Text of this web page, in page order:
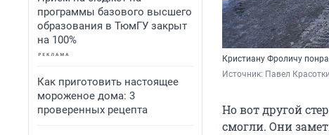
программы базового высшего
образования в ТюмГУ закрыт
на 100%
Как приготовить настоящее
мороженое дома: 3
проверенных рецепта
Кристиану Фроличу
Источник: Павел
Но вот другой
смогли. Они